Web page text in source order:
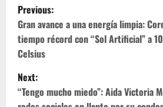
o
s
t
Previous:
Gran avance a una energía limpia:
tiempo récord con “Sol Artificial” a
Celsius
Next:
“Tengo mucho miedo”: Aida Victoria